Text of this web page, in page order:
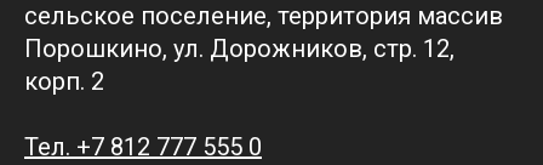
сельское поселение, территория массив
Порошкино, ул. Дорожников, стр. 12,
корп. 2
Тел. +7 812 777 555 0